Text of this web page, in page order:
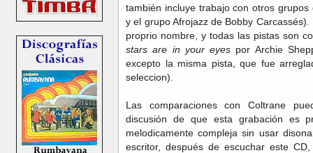
también incluye trabajo con otros
y el grupo Afrojazz de Bobby
proprio nombre, y todas las pistas son
stars are in your eyes por Archie
excepto la misma pista, que fue
seleccion).
Las comparaciones con Coltrane
discusión de que esta grabación es
melodicamente compleja sin usar
escritor, después de escuchar este